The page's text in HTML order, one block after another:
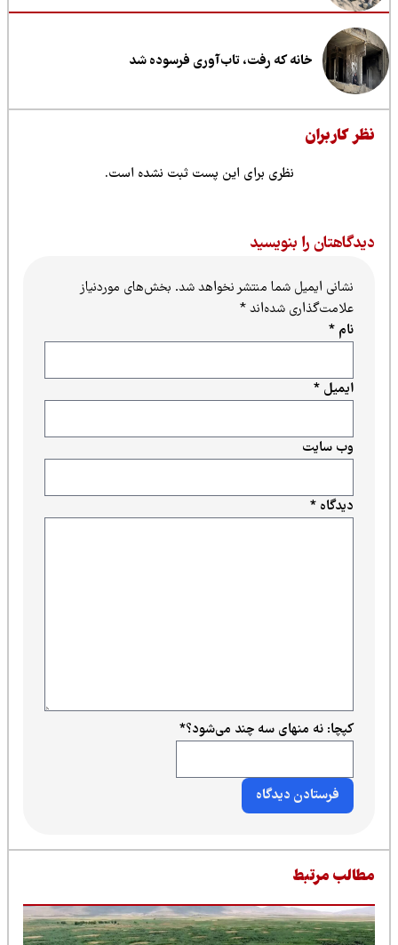
خانه که رفت، تاب‌آوری فرسوده شد
کاربران
نظری برای این پست ثبت نشده است.
را بنویسید
نشانی ایمیل شما منتشر نخواهد شد.بخش‌های موردنیاز
علامت‌گذاری شده‌اند*
دیدگاه*
ایمیل*
وب‌ سایت
کپچا: نه منهای سه چند می‌شود؟*
مرتبط